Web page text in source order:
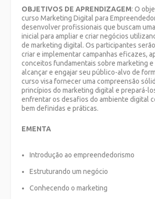
OBJETIVOS DE APRENDIZAGEM: O
curso Marketing Digital para
desenvolver profissionais que buscam
inicial para ampliar e criar negócios
de marketing digital. Os participantes
criar e implementar campanhas eficazes,
conceitos fundamentais sobre marketing e
alcançar e engajar seu público-alvo de
curso visa fornecer uma compreensão
princípios do marketing digital e prepará-
enfrentar os desafios do ambiente digital
bem definidas e práticas.
EMENTA
Introdução ao empreendedorismo
Estruturando um negócio
Conhecendo o marketing